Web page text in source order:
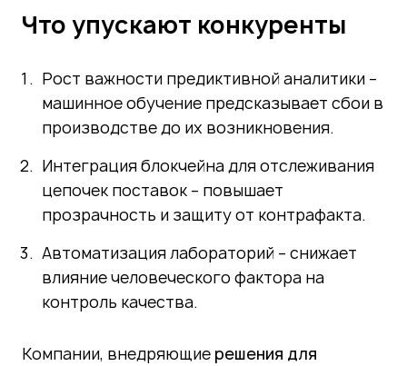
Что упускают конкуренты
Рост важности предиктивной аналитики –
машинное обучение предсказывает сбои в
производстве до их возникновения.
Интеграция блокчейна для отслеживания
цепочек поставок – повышает
прозрачность и защиту от контрафакта.
Автоматизация лабораторий – снижает
влияние человеческого фактора на
контроль качества.
Компании, внедряющие решения для